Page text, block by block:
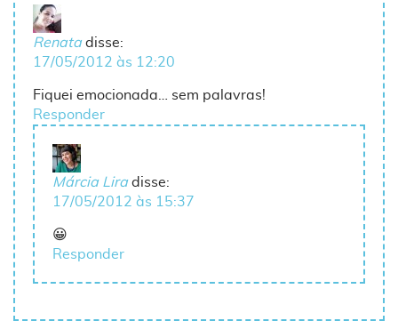
Renata disse:
17/05/2012 às 12:20
Fiquei emocionada… sem palavras!
Responder
Márcia Lira disse:
17/05/2012 às 15:37
😀
Responder